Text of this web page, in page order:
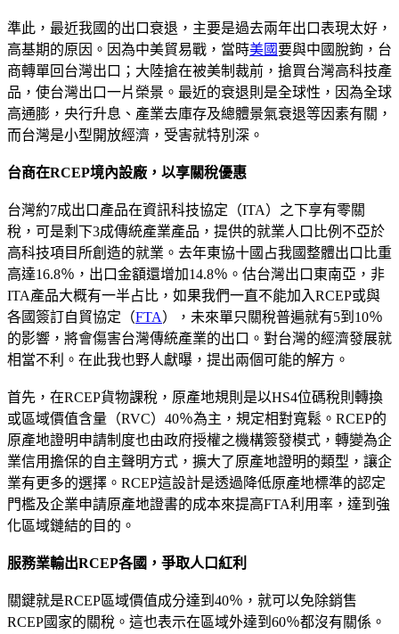
準此，最近我國的出口衰退，主要是過去兩年出口表現太好，
高基期的原因。因為中美貿易戰，當時美國要與中國脫鉤，台
商轉單回台灣出口；大陸搶在被美制裁前，搶買台灣高科技產
品，使台灣出口一片榮景。最近的衰退則是全球性，因為全球
高通膨，央行升息、產業去庫存及總體景氣衰退等因素有關，
而台灣是小型開放經濟，受害就特別深。
台商在RCEP境內設廠，以享關稅優惠
台灣約7成出口產品在資訊科技協定（ITA）之下享有零關
稅，可是剩下3成傳統產業產品，提供的就業人口比例不亞於
高科技項目所創造的就業。去年東協十國占我國整體出口比重
高達16.8％，出口金額還增加14.8％。估台灣出口東南亞，非
ITA產品大概有一半占比，如果我們一直不能加入RCEP或與
各國簽訂自貿協定（FTA），未來單只關稅普遍就有5到10％
的影響，將會傷害台灣傳統產業的出口。對台灣的經濟發展就
相當不利。在此我也野人獻曝，提出兩個可能的解方。
首先，在RCEP貨物課稅，原產地規則是以HS4位碼稅則轉換
或區域價值含量（RVC）40％為主，規定相對寬鬆。RCEP的
原產地證明申請制度也由政府授權之機構簽發模式，轉變為企
業信用擔保的自主聲明方式，擴大了原產地證明的類型，讓企
業有更多的選擇。RCEP這設計是透過降低原產地標準的認定
門檻及企業申請原產地證書的成本來提高FTA利用率，達到強
化區域鏈結的目的。
服務業輸出RCEP各國，爭取人口紅利
關鍵就是RCEP區域價值成分達到40％，就可以免除銷售
RCEP國家的關稅。這也表示在區域外達到60％都沒有關係。